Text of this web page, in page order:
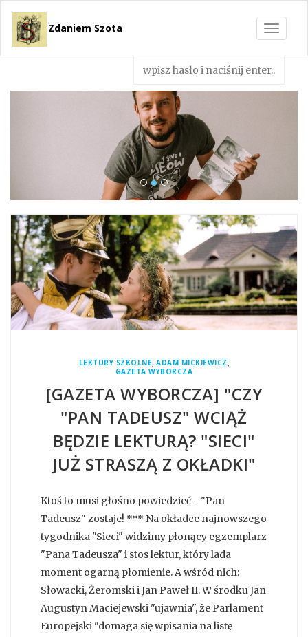
Toggle
Zdaniem Szota
LEKTURY SZKOLNE, ADAM MICKIEWICZ ,
GAZETA WYBORCZA
[GAZETA WYBORCZA] "CZY
"PAN TADEUSZ" WCIĄŻ
BĘDZIE LEKTURĄ? "SIECI"
JUŻ STRASZĄ Z OKŁADKI"
Ktoś to musi głośno powiedzieć - "Pan
Tadeusz" zostaje! *** Na okładce najnowszego
tygodnika "Sieci" widzimy płonący egzemplarz
"Pana Tadeusza" i stos lektur, który lada
moment ogarną płomienie. A wśród nich:
Słowacki, Żeromski i Jan Paweł II. W środku Jan
Augustyn Maciejewski "ujawnia", że Parlament
Europejski "domaga się wpisania na listę